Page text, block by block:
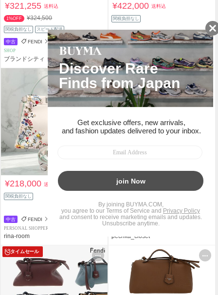
¥321,255送料込
1%OFF ¥324,500
関税負担なし スピード配送
中古 FENDI
SHOP
ブランドシティ
¥422,000送料込
関税負担なし
FENDI
N.ayk Fashion
¥218,000送料込
関税負担なし
中古 FENDI
PERSONAL SHOPPER
rina-room
¥197,900
関税負担なし
FENDI
pechka_closet
タイムセール